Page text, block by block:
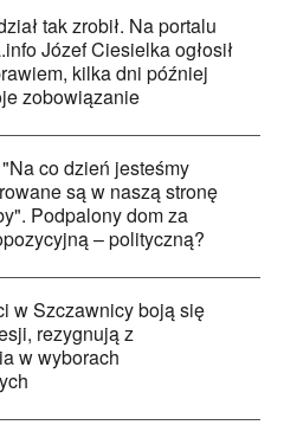
tak zrobił. Na portalu
Józef Ciesielka ogłosił
kilka dni później
zobowiązanie
co dzień jesteśmy
są w naszą stronę
Podpalony dom za
– polityczną?
w Szczawnicy boją się
rezygnują z
w wyborach